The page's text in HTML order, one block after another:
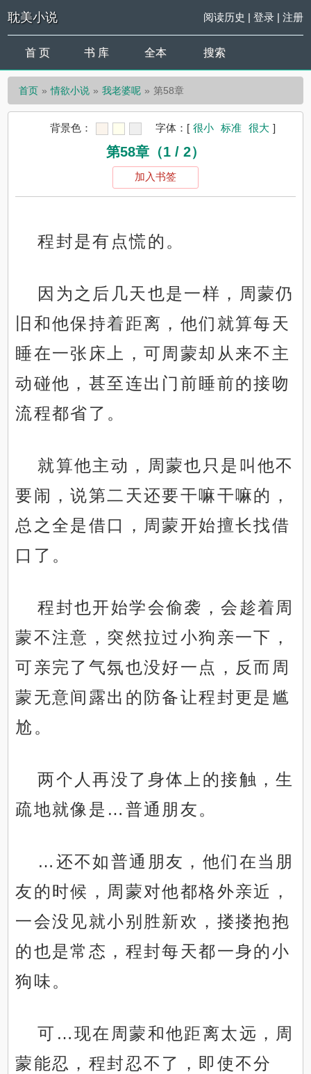
耽美小说 阅读历史 | 登录| 注册
首 页 书 库 全本 搜索
首页 情欲小说 我老婆呢 第58章
背景色： 字体： [ 很小 标准 很大 ]
第58章（1 / 2）
加入书签
程封是有点慌的。
因为之后几天也是一样，周蒙仍
旧和他保持着距离，他们就算每天
睡在一张床上，可周蒙却从来不主
动碰他，甚至连出门前睡前的接吻
流程都省了。
就算他主动，周蒙也只是叫他不
要闹，说第二天还要干嘛干嘛的，
总之全是借口，周蒙开始擅长找借
口了。
程封也开始学会偷袭，会趁着周
蒙不注意，突然拉过小狗亲一下，
可亲完了气氛也没好一点，反而周
蒙无意间露出的防备让程封更是尴
尬。
两个人再没了身体上的接触，生
疏地就像是…普通朋友。
…还不如普通朋友，他们在当朋
友的时候，周蒙对他都格外亲近，
一会没见就小别胜新欢，搂搂抱抱
的也是常态，程封每天都一身的小
狗味。
可…现在周蒙和他距离太远，周
蒙能忍，程封忍不了，即使不分